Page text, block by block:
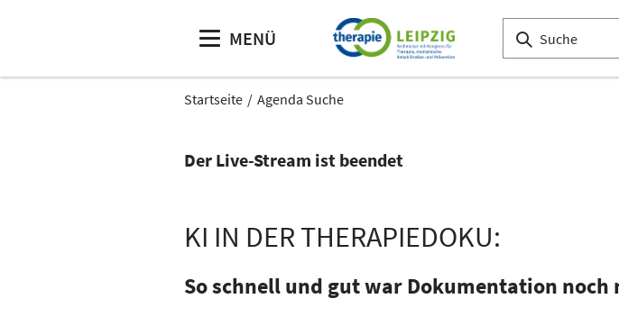
MENÜ
Startseite Agenda Suche
Der Live-Stream ist beendet
KI IN DER THERAPIEDOKU:
So schnell und gut war Dokumentation